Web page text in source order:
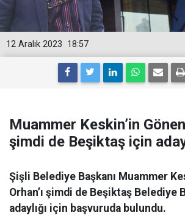
18:57
12 Aralık 2023
Muammer Keskin’in Gönen
şimdi de Beşiktaş için
Şişli Belediye Başkanı Muammer
Orhan’ı şimdi de Beşiktaş Belediye
adaylığı için başvuruda bulundu.